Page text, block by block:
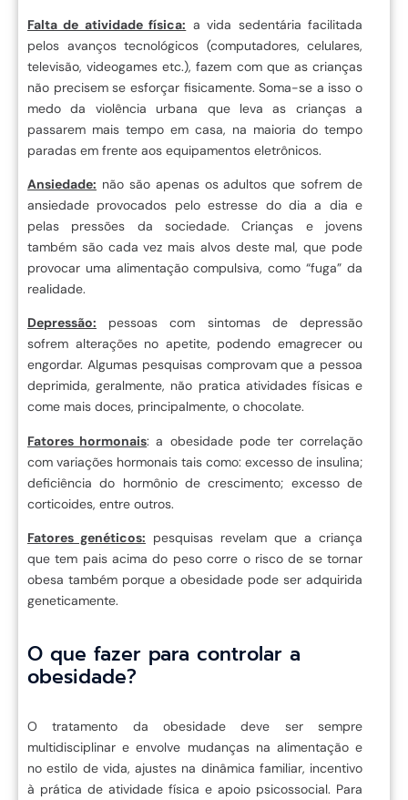
Falta de atividade física: a vida sedentária facilitada
pelos avanços tecnológicos (computadores, celulares,
televisão, videogames etc.), fazem com que as crianças
não precisem se esforçar fisicamente. Soma-se a isso o
medo da violência urbana que leva as crianças a
passarem mais tempo em casa, na maioria do tempo
paradas em frente aos equipamentos eletrônicos.
Ansiedade: não são apenas os adultos que sofrem de
ansiedade provocados pelo estresse do dia a dia e
pelas pressões da sociedade. Crianças e jovens
também são cada vez mais alvos deste mal, que pode
provocar uma alimentação compulsiva, como “fuga” da
realidade.
Depressão: pessoas com sintomas de depressão
sofrem alterações no apetite, podendo emagrecer ou
engordar. Algumas pesquisas comprovam que a pessoa
deprimida, geralmente, não pratica atividades físicas e
come mais doces, principalmente, o chocolate.
Fatores hormonais: a obesidade pode ter correlação
com variações hormonais tais como: excesso de insulina;
deficiência do hormônio de crescimento; excesso de
corticoides, entre outros.
Fatores genéticos: pesquisas revelam que a criança
que tem pais acima do peso corre o risco de se tornar
obesa também porque a obesidade pode ser adquirida
geneticamente.
O que fazer para controlar a
obesidade?
O tratamento da obesidade deve ser sempre
multidisciplinar e envolve mudanças na alimentação e
no estilo de vida, ajustes na dinâmica familiar, incentivo
à prática de atividade física e apoio psicossocial. Para